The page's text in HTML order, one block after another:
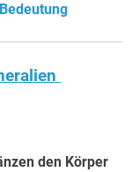
den Körper